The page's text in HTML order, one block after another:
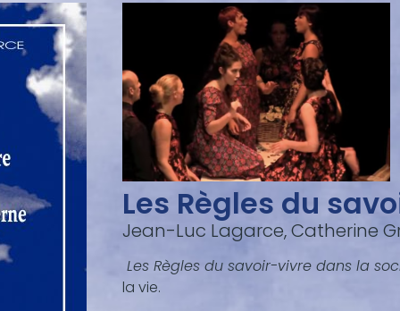
Les Règles du
Jean-Luc Lagarce, Catherine
Les Règles du savoir-vivre dans la
la vie.